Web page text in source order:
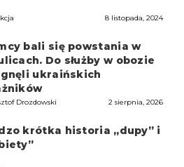
8 listopada, 2024
bali się powstania w
Do służby w obozie
ukraińskich
Drozdowski 2 sierpnia, 2026
krótka historia „dupy” i